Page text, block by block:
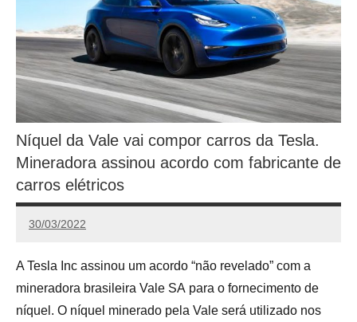
Níquel da Vale vai compor carros da Tesla.
Mineradora assinou acordo com fabricante de
carros elétricos
30/03/2022
Redação
A Tesla Inc assinou um acordo “não revelado” com a
mineradora brasileira Vale SA para o fornecimento de
níquel. O níquel minerado pela Vale será utilizado nos